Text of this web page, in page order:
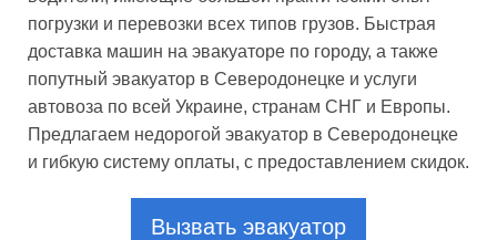
погрузки и перевозки всех типов грузов. Быстрая
доставка машин на эвакуаторе по городу, а также
попутный эвакуатор в Северодонецке и услуги
автовоза по всей Украине, странам СНГ и Европы.
Предлагаем недорогой эвакуатор в Северодонецке
и гибкую систему оплаты, с предоставлением скидок.
Вызвать эвакуатор